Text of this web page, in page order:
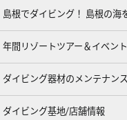
島根でダイビング！ 島根の海
年間リゾートツアー＆イベン
ダイビング器材のメンテナン
ダイビング基地/店舗情報